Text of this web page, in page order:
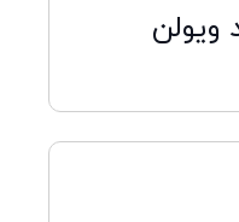
ویولن